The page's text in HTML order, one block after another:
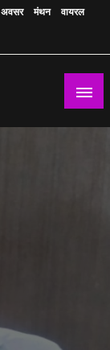
अवसर मंथन
वायरल